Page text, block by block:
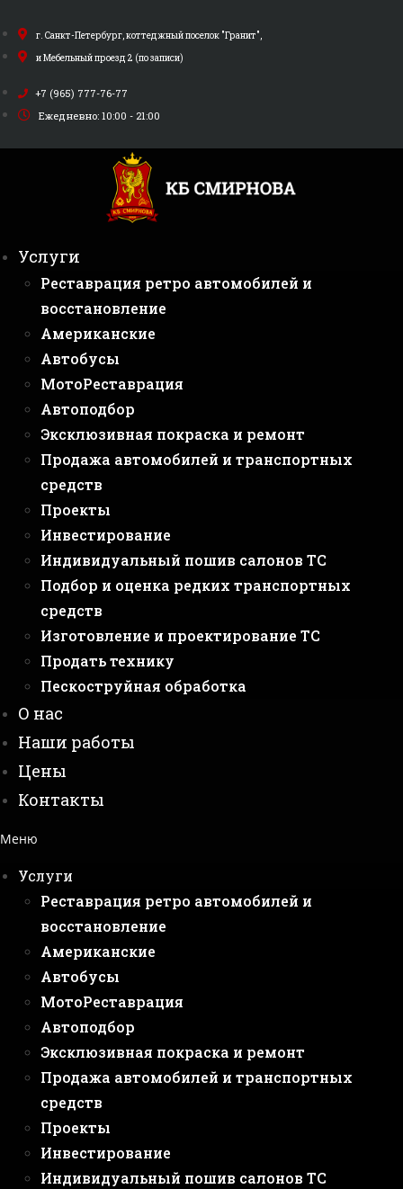
к
содержимому
г. Санкт-Петербург, коттеджный поселок "Гранит",
и Мебельный проезд 2 (по записи)
+7 (965) 777-76-77
Ежедневно: 10:00 - 21:00
Услуги
Реставрация ретро автомобилей и
восстановление
Американские
Автобусы
МотоРеставрация
Автоподбор
Эксклюзивная покраска и ремонт
Продажа автомобилей и транспортных
средств
Проекты
Инвестирование
Индивидуальный пошив салонов ТС
Подбор и оценка редких транспортных
средств
Изготовление и проектирование ТС
Продать технику
Пескоструйная обработка
О нас
Наши работы
Цены
Контакты
Меню
Услуги
Реставрация ретро автомобилей и
восстановление
Американские
Автобусы
МотоРеставрация
Автоподбор
Эксклюзивная покраска и ремонт
Продажа автомобилей и транспортных
средств
Проекты
Инвестирование
Индивидуальный пошив салонов ТС